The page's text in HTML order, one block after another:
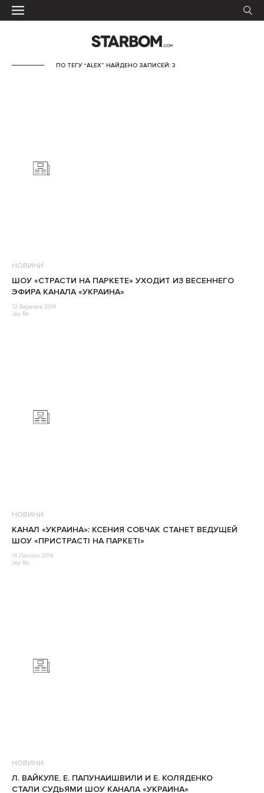
ПО ТЕГУ “ALEX” НАЙДЕНО ЗАПИСЕЙ: 3
НОВИНИ
ШОУ «СТРАСТИ НА ПАРКЕТЕ» УХОДИТ ИЗ ВЕСЕННЕГО
ЭФИРА КАНАЛА «УКРАИНА»
12 Березня 2014
Jey Ro
НОВИНИ
КАНАЛ «УКРАИНА»: КСЕНИЯ СОБЧАК СТАНЕТ ВЕДУЩЕЙ
ШОУ «ПРИСТРАСТІ НА ПАРКЕТІ»
14 Лютого 2014
Jey Ro
НОВИНИ
Л. ВАЙКУЛЕ, Е. ПАПУНАИШВИЛИ И Е. КОЛЯДЕНКО
СТАЛИ СУДЬЯМИ ШОУ КАНАЛА «УКРАИНА»